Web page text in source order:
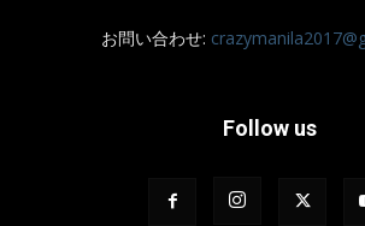
お問い合わせ:
Follow us